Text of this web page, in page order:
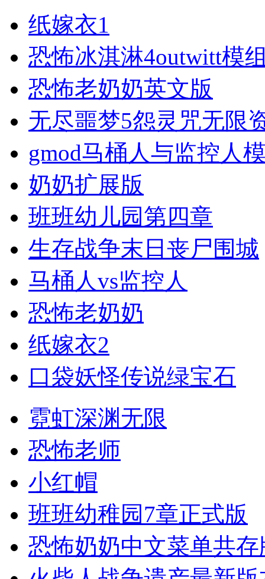
纸嫁衣1
恐怖冰淇淋4outwitt模
恐怖老奶奶英文版
无尽噩梦5怨灵咒无限
gmod马桶人与监控人
奶奶扩展版
班班幼儿园第四章
生存战争末日丧尸围城
马桶人vs监控人
恐怖老奶奶
纸嫁衣2
口袋妖怪传说绿宝石
霓虹深渊无限
恐怖老师
小红帽
班班幼稚园7章正式版
恐怖奶奶中文菜单共存